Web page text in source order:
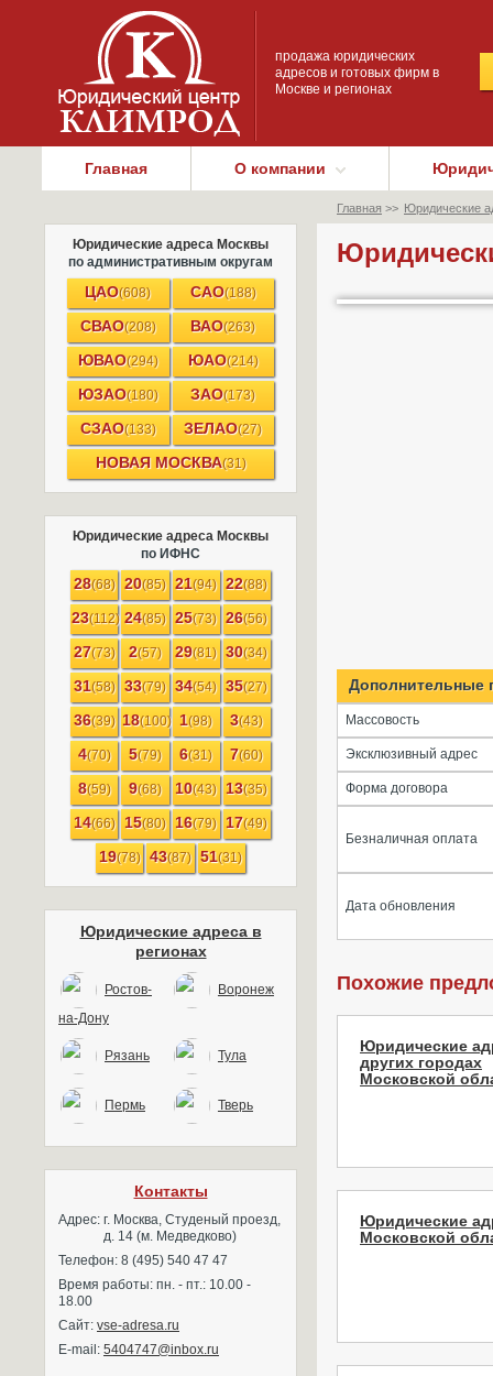
продажа юридических
адресов и готовых фирм в
Москве и регионах
Главная О компании
Юридические адреса Москвы
по административным округам
ЦАО(608) САО(188)
СВАО(208) ВАО(263)
ЮВАО(294) ЮАО(214)
ЮЗАО(180) ЗАО(173)
СЗАО(133) ЗЕЛАО(27)
НОВАЯ МОСКВА(31)
Юридические адреса Москвы
по ИФНС
28(68) 20(85) 21(94) 22(88)
23(112) 24(85) 25(73) 26(56)
27(73) 2(57) 29(81) 30(34)
31(58) 33(79) 34(54) 35(27)
36(39) 18(100) 1(98) 3(43)
4(70) 5(79) 6(31) 7(60)
8(59) 9(68) 10(43) 13(35)
14(66) 15(80) 16(79) 17(49)
19(78) 43(87) 51(31)
Юридические адреса в
регионах
Ростов-
на-Дону
Воронеж
Рязань Тула
Пермь Тверь
Контакты
Адрес: г. Москва, Студеный проезд,
д. 14 (м. Медведково)
Телефон: 8 (495) 540 47 47
Время работы: пн. - пт.: 10.00 -
18.00
Сайт: vse-adresa.ru
E-mail: 5404747@inbox.ru
Главная >> Юридические
Дополнительные
Массовость
Эксклюзивный адрес
Форма договора
Безналичная оплата
Дата обновления
Похожие
Юридические
других городах
Московской
Юридические
Московской